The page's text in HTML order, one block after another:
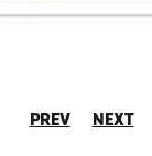
PREV NEXT